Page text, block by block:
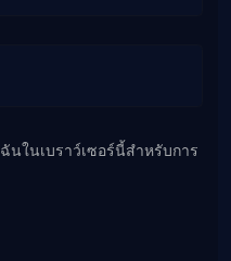
นในเบราว์เซอร์นี้สำหรับการ